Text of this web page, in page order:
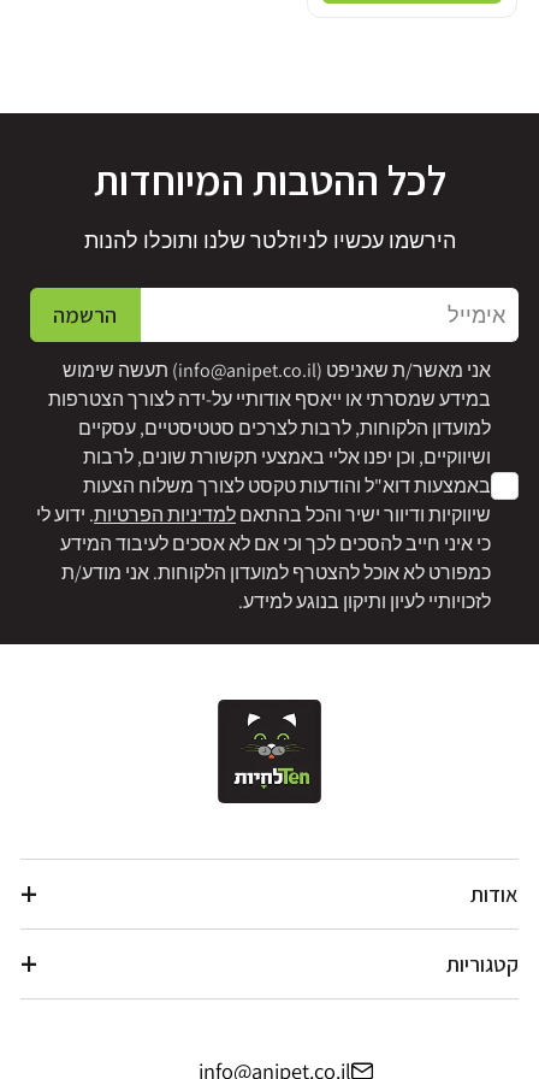
לכל ההטבות המיוחדות
הירשמו עכשיו לניוזלטר שלנו ותוכלו להנות
אימייל הרשמה
אני מאשר/ת שאניפט (info@anipet.co.il) תעשה שימוש
במידע שמסרתי או ייאסף אודותיי על-ידה לצורך הצטרפות
למועדון הלקוחות, לרבות לצרכים סטטיסטיים, עסקיים
ושיווקיים, וכן יפנו אליי באמצעי תקשורת שונים, לרבות
באמצעות דוא"ל והודעות טקסט לצורך משלוח הצעות
שיווקיות ודיוור ישיר והכל בהתאםלמדיניות הפרטיות. ידוע לי
כי איני חייב להסכים לכך וכי אם לא אסכים לעיבוד המידע
כמפורט לא אוכל להצטרף למועדון הלקוחות. אני מודע/ת
לזכויותיי לעיון ותיקון בנוגע למידע.
אודות
קטגוריות
info@anipet.co.il